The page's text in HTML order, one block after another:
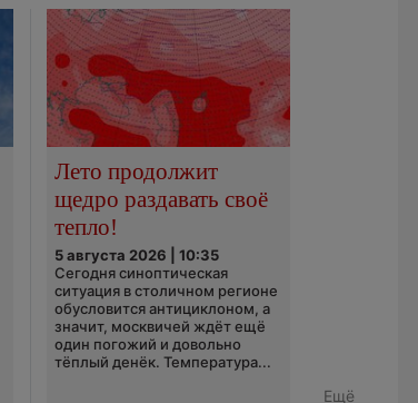
Лето продолжит
щедро раздавать своё
тепло!
5 августа 2026 | 10:35
Сегодня синоптическая
ситуация в столичном регионе
обусловится антициклоном, а
значит, москвичей ждёт ещё
один погожий и довольно
тёплый денёк. Температура...
Ещё